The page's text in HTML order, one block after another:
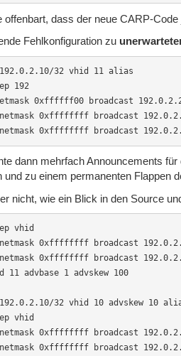
dass der neue CARP-
Fehlkonfiguration zu
32 vhid 11 alias
192
0xffffff00 broadcast
0xffffffff broadcast
0xffffffff broadcast
dann mehrfach Announcements
zu einem permanenten Flappen
nicht, wie ein Blick in den Source
vhid
0xffffffff broadcast
0xffffffff broadcast
advbase 1 advskew 100
32 vhid 10 advskew 10
vhid
0xffffffff broadcast
0xffffffff broadcast